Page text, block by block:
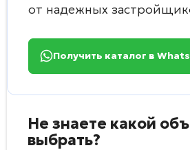
от надежных
Получить каталог в
Не знаете какой
выбрать?